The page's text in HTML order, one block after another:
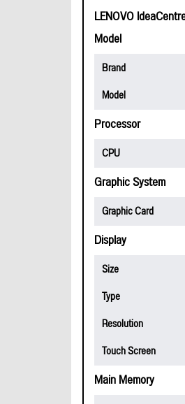
LENOVO
Model
Brand
Model
Processor
CPU
Graphic System
Graphic Card
Display
Size
Type
Resolution
Touch Screen
Main Memory